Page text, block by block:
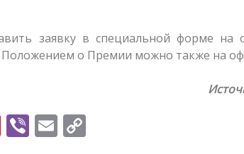
заявку в специальной форме на
о Премии можно также на
Pi Vi E